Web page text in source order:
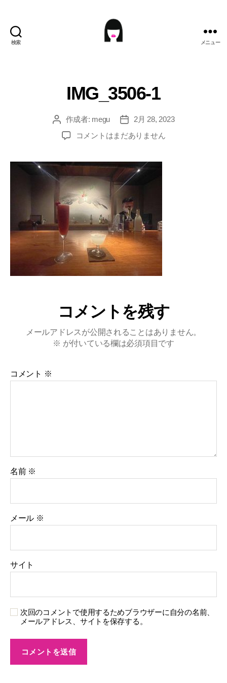
検索 メニュー
IMG_3506-1
投
稿
作成者: megu
投
稿
日
2月 28, 2023
IMG_3506-
の
コメントはまだありません
コメントを残す
メールアドレスが公開されることはありません。
※ が付いている欄は必須項目です
コメント ※
名前 ※
メール ※
サイト
次回のコメントで使用するためブラウザーに自分の名前、
メールアドレス、サイトを保存する。